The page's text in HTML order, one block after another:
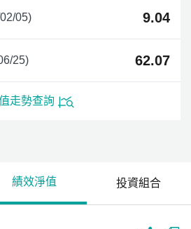
05) 9.04
25) 62.07
走勢查詢
績效淨值 投資組合